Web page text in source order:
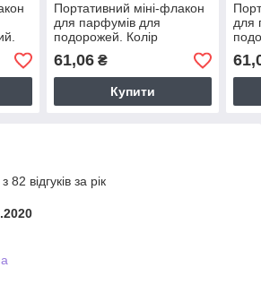
Портативний міні-флакон
для парфумів для
подорожей. Колір
фіолетовий. 83х19мм /
5мл
61,06₴
Купити
для
відгуків за рік